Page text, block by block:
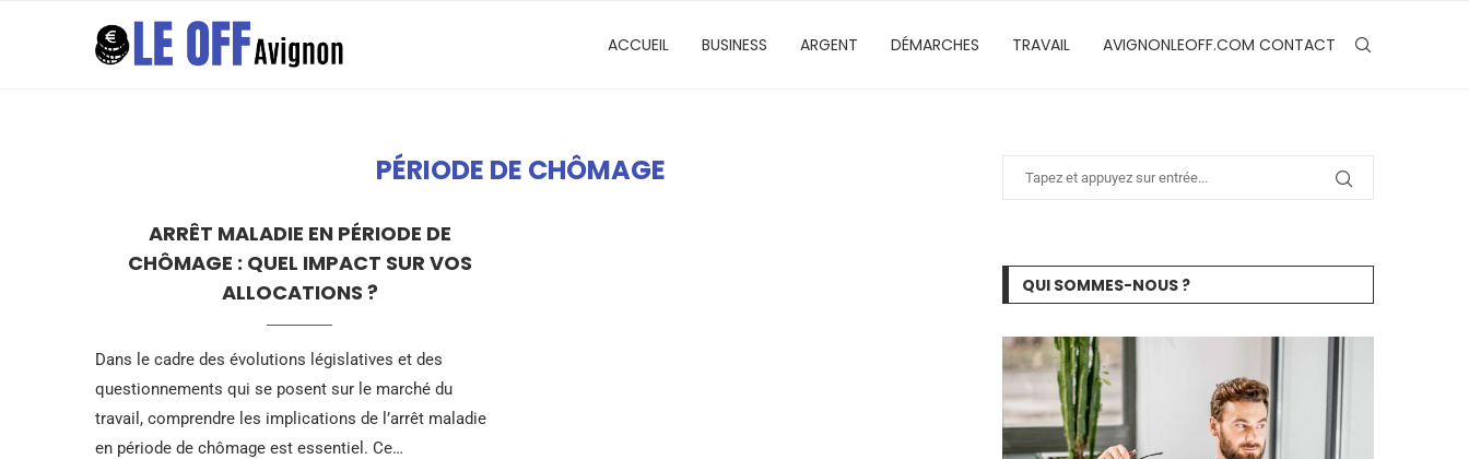
ACCUEIL BUSINESS ARGENT DÉMARCHES TRAVAIL AVIGNONLEOFF.COM CONTACT
PÉRIODE DE CHÔMAGE
ARRÊT MALADIE EN PÉRIODE DE
CHÔMAGE : QUEL IMPACT SUR VOS
ALLOCATIONS ?
Dans le cadre des évolutions législatives et des
questionnements qui se posent sur le marché du
travail, comprendre les implications de l’arrêt maladie
en période de chômage est essentiel. Ce…
QUI SOMMES-NOUS ?